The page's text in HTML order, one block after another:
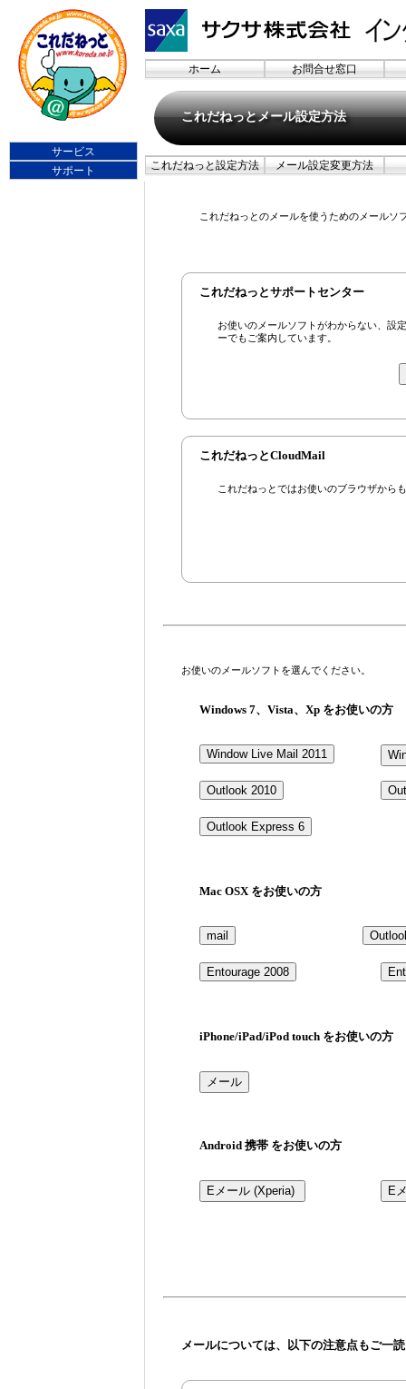
ホーム お問合せ窓口
これだねっとメール設定方法
これだねっと設定方法 メール設定変更方法
これだねっとのメールを使うためのメールソ
これだねっとサポートセンター
お使いのメールソフトがわからない、設
ーでもご案内しています。
これだねっとCloudMail
これだねっとではお使いのブラウザから
お使いのメールソフトを選んでください。
Windows 7、Vista、Xp をお使いの方
Mac OSX をお使いの方
iPhone/iPad/iPod touch をお使いの方
Android 携帯 をお使いの方
メールについては、以下の注意点もご一
サービス
サポート